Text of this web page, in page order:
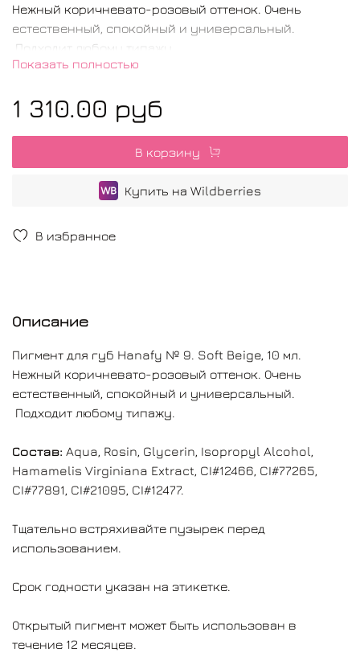
В избранное
Нежный коричневато-розовый оттенок. Очень
естественный, спокойный и универсальный.
Подходит любому типажу.
Hamamelis Virginiana Extract, CI#12466, CI#77265,
CI#77891, CI#21095, CI#12477.
Тщательно встряхивайте пузырек перед
использованием.
Производитель
Страна — Россия
Показать полностью
1 310.00 руб
В корзину
Купить на Wildberries
Описание
Пигмент для губ Hanafy № 9. Soft Beige, 10 мл.
Нежный коричневато-розовый оттенок. Очень
естественный, спокойный и универсальный.
Подходит любому типажу.
Состав: Aqua, Rosin, Glycerin, Isopropyl Alcohol,
Hamamelis Virginiana Extract, CI#12466, CI#77265,
CI#77891, CI#21095, CI#12477.
Тщательно встряхивайте пузырек перед
использованием.
Срок годности указан на этикетке.
Открытый пигмент может быть использован в
течение 12 месяцев.